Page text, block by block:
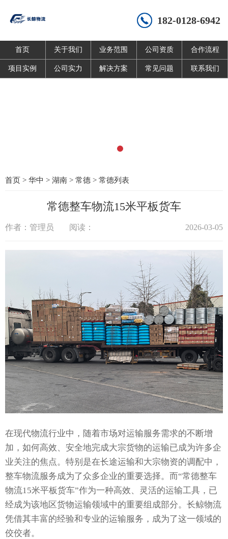
182-0128-6942
首页 关于我们 业务范围 公司资质 合作流程
项目实例 公司实力 解决方案 常见问题 联系我们
首页 > 华中 > 湖南 > 常德 > 常德列表
常德整车物流15米平板货车
作者：管理员 阅读： 2026-03-05
在现代物流行业中，随着市场对运输服务需求的不断增
加，如何高效、安全地完成大宗货物的运输已成为许多企
业关注的焦点。特别是在长途运输和大宗物资的调配中，
整车物流服务成为了众多企业的重要选择。而“常德整车
物流15米平板货车”作为一种高效、灵活的运输工具，已
经成为该地区货物运输领域中的重要组成部分。长鲸物流
凭借其丰富的经验和专业的运输服务，成为了这一领域的
佼佼者。